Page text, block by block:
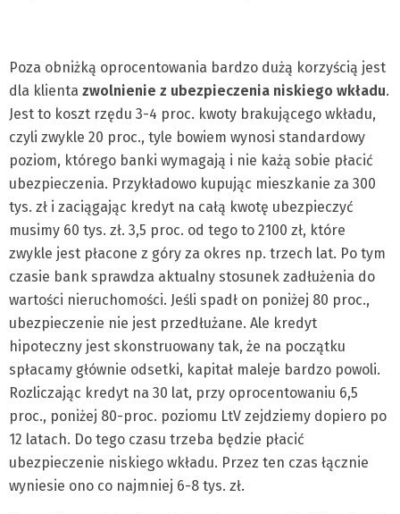
Poza obniżką oprocentowania bardzo dużą korzyścią jest
dla klienta zwolnienie z ubezpieczenia niskiego wkładu.
Jest to koszt rzędu 3-4 proc. kwoty brakującego wkładu,
czyli zwykle 20 proc., tyle bowiem wynosi standardowy
poziom, którego banki wymagają i nie każą sobie płacić
ubezpieczenia. Przykładowo kupując mieszkanie za 300
tys. zł i zaciągając kredyt na całą kwotę ubezpieczyć
musimy 60 tys. zł. 3,5 proc. od tego to 2100 zł, które
zwykle jest płacone z góry za okres np. trzech lat. Po tym
czasie bank sprawdza aktualny stosunek zadłużenia do
wartości nieruchomości. Jeśli spadł on poniżej 80 proc.,
ubezpieczenie nie jest przedłużane. Ale kredyt
hipoteczny jest skonstruowany tak, że na początku
spłacamy głównie odsetki, kapitał maleje bardzo powoli.
Rozliczając kredyt na 30 lat, przy oprocentowaniu 6,5
proc., poniżej 80-proc. poziomu LtV zejdziemy dopiero po
12 latach. Do tego czasu trzeba będzie płacić
ubezpieczenie niskiego wkładu. Przez ten czas łącznie
wyniesie ono co najmniej 6-8 tys. zł.